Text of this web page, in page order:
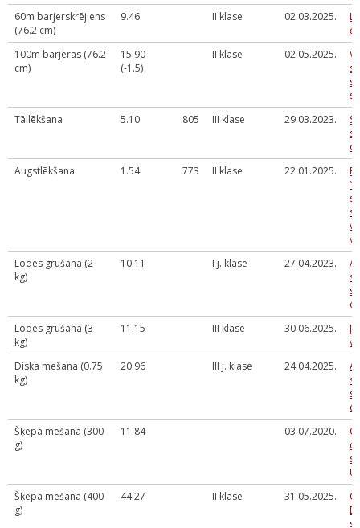
60m barjerskrējiens
(76.2 cm)
9.46 II klase 02.03.2025.
100m barjeras (76.2
cm)
15.90
(-1.5)
II klase 02.05.2025.
Tāllēkšana
5.10 805 III klase 29.03.2023.
Augstlēkšana
1.54 773 II klase 22.01.2025.
Lodes grūšana (2
kg)
10.11 I j. klase 27.04.2023.
Lodes grūšana (3
kg)
11.15 III klase 30.06.2025.
Diska mešana (0.75
kg)
20.96 III j. klase 24.04.2025.
Šķēpa mešana (300
g)
11.84 03.07.2020.
Šķēpa mešana (400
g)
44.27 II klase 31.05.2025.